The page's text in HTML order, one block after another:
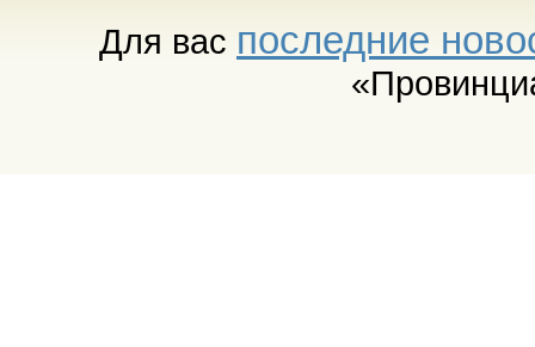
Для вас последние